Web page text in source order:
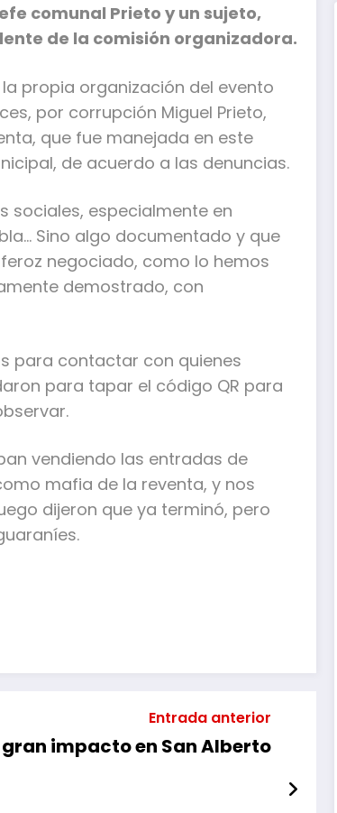
comunal Prieto y un sujeto,
de la comisión organizadora.
propia organización del evento
por corrupción Miguel Prieto,
que fue manejada en este
de acuerdo a las denuncias.
sociales, especialmente en
Sino algo documentado y que
negociado, como lo hemos
demostrado, con
para contactar con quienes
para tapar el código QR para
vendiendo las entradas de
mafia de la reventa, y nos
dijeron que ya terminó, pero
Entrada anterior
impacto en San Alberto